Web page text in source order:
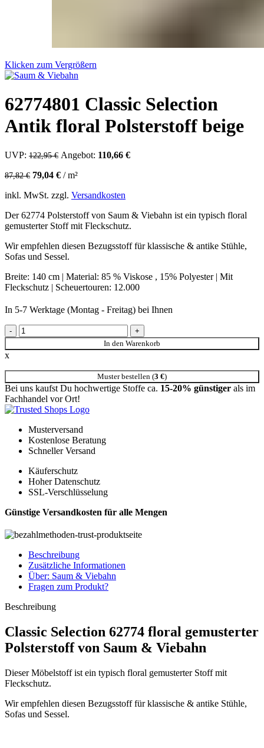
Klicken zum Vergrößern
62774801 Classic Selection
Antik floral Polsterstoff beige
UVP: 122,95€ Ursprünglicher Preis war: 122,95 €
Angebot: 110,66 €
87,82€ 79,04 € /m²
inkl. MwSt. zzgl. Versandkosten
Der 62774 Polsterstoff von Saum & Viebahn ist ein typisch floral
gemusterter Stoff mit Fleckschutz.
Wir empfehlen diesen Bezugsstoff für klassische & antike Stühle,
Sofas und Sessel.
Breite: 140 cm | Material: 85 % Viskose , 15% Polyester | Mit
Fleckschutz | Scheuertouren: 12.000
In 5-7 Werktage (Montag - Freitag) bei Ihnen
62774801 Classic Selection Antik floral Polsterstoff beige Menge
In den Warenkorb
x
Muster bestellen (3 €)
Bei uns kaufst Du hochwertige Stoffe ca. 15-20% günstiger als im
Fachhandel vor Ort!
Musterversand
Kostenlose Beratung
Schneller Versand
Käuferschutz
Hoher Datenschutz
SSL-Verschlüsselung
Günstige Versandkosten für alle Mengen
Beschreibung
Zusätzliche Informationen
Über: Saum & Viebahn
Fragen zum Produkt?
Beschreibung
Classic Selection 62774 floral gemusterter
Polsterstoff von Saum & Viebahn
Dieser Möbelstoff ist ein typisch floral gemusterter Stoff mit
Fleckschutz.
Wir empfehlen diesen Bezugsstoff für klassische & antike Stühle,
Sofas und Sessel.